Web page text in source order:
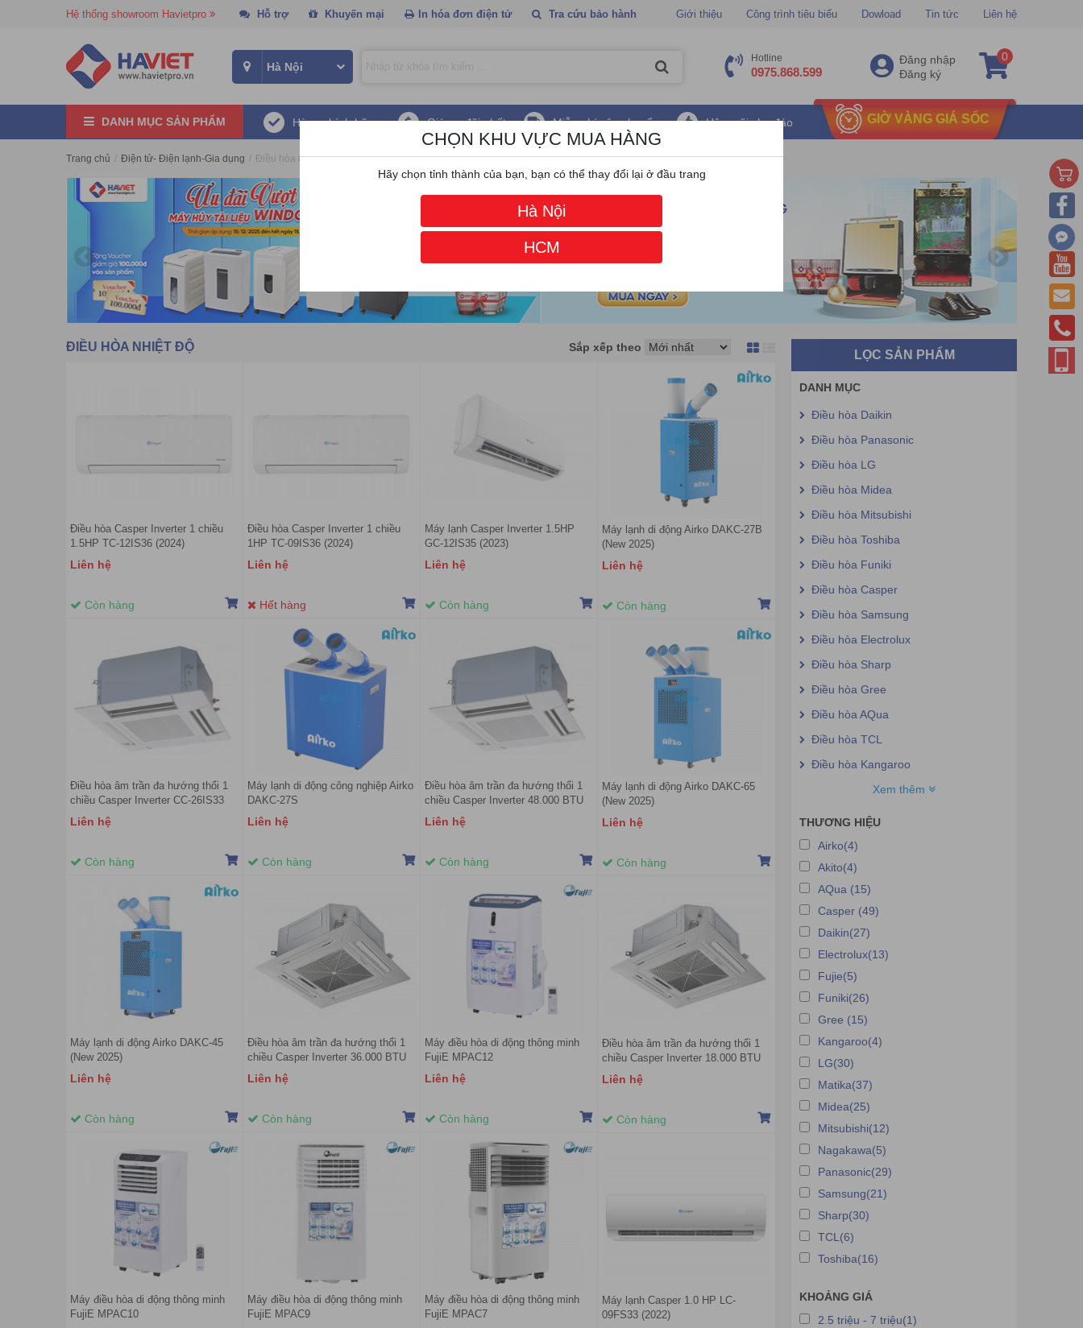
Hệ thống showroom Havietpro Hỗ trợ Khuyến mại In hóa đơn điện tử Tra cứu bảo hành Giới thiệu Công trình tiêu biểu Dowload Tin tức Liên hệ
Hotline
0975.868.599
Đăng nhập
Đăng ký
0
DANH MỤC SẢN PHẨM Hàng chính hãng Giá ưu đãi nhất Miễn phí vận chuyển Hậu mãi chu đáo GIỜ VÀNG GIÁ SỐC
Trang chủ / Điện tử- Điện lạnh-Gia dụng / Điều hòa nhiệt độ
ĐIỀU HÒA NHIỆT ĐỘ Sắp xếp theo
Điều hòa Casper Inverter 1 chiều
1.5HP TC-12IS36 (2024)
Liên hệ
Còn hàng
Điều hòa Casper Inverter 1 chiều
1HP TC-09IS36 (2024)
Liên hệ
Hết hàng
Máy lạnh Casper Inverter 1.5HP
GC-12IS35 (2023)
Liên hệ
Còn hàng
Máy lạnh di động Airko DAKC-27B
(New 2025)
Liên hệ
Còn hàng
Điều hòa âm trần đa hướng thổi 1
chiều Casper Inverter CC-26IS33
26.000 BTU (Model 2022)
Liên hệ
Còn hàng
Máy lạnh di động công nghiệp Airko
DAKC-27S
Liên hệ
Còn hàng
Điều hòa âm trần đa hướng thổi 1
chiều Casper Inverter 48.000 BTU
CC-48IS33 (Model 2022)
Liên hệ
Còn hàng
Máy lạnh di động Airko DAKC-65
(New 2025)
Liên hệ
Còn hàng
Máy lạnh di động Airko DAKC-45
(New 2025)
Liên hệ
Còn hàng
Điều hòa âm trần đa hướng thổi 1
chiều Casper Inverter 36.000 BTU
CC-36IS33 (Model 2022)
Liên hệ
Còn hàng
Máy điều hòa di động thông minh
FujiE MPAC12
Liên hệ
Còn hàng
Điều hòa âm trần đa hướng thổi 1
chiều Casper Inverter 18.000 BTU
CC-18IS33 (Model 2022)
Liên hệ
Còn hàng
Máy điều hòa di động thông minh
FujiE MPAC10
Máy điều hòa di động thông minh
FujiE MPAC9
Máy điều hòa di động thông minh
FujiE MPAC7
Máy lạnh Casper 1.0 HP LC-
09FS33 (2022)
LỌC SẢN PHẨM
DANH MỤC
Điều hòa Daikin
Điều hòa Panasonic
Điều hòa LG
Điều hòa Midea
Điều hòa Mitsubishi
Điều hòa Toshiba
Điều hòa Funiki
Điều hòa Casper
Điều hòa Samsung
Điều hòa Electrolux
Điều hòa Sharp
Điều hòa Gree
Điều hòa AQua
Điều hòa TCL
Điều hòa Kangaroo
Điều hòa Nagakawa
Điều hòa Akito
Điều hòa FujiHome
Xem thêm
THƯƠNG HIỆU
Airko(4)
Akito(4)
AQua (15)
Casper (49)
Daikin(27)
Electrolux(13)
Fujie(5)
Funiki(26)
Gree (15)
Kangaroo(4)
LG(30)
Matika(37)
Midea(25)
Mitsubishi(12)
Nagakawa(5)
Panasonic(29)
Samsung(21)
Sharp(30)
TCL(6)
Toshiba(16)
KHOẢNG GIÁ
2.5 triệu - 7 triệu(1)
CHỌN KHU VỰC MUA HÀNG
Hãy chọn tỉnh thành của bạn, bạn có thể thay đổi lại ở đầu trang
Hà Nội
HCM